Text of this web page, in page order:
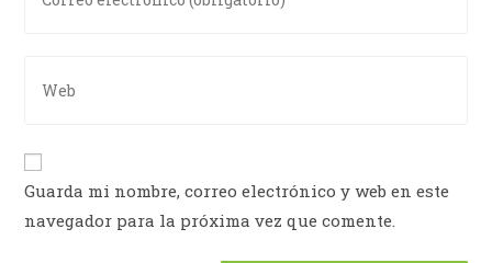
Guarda mi nombre, correo electrónico y web en este
navegador para la próxima vez que comente.